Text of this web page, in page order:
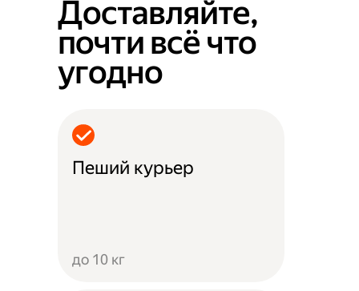
Доставляйте,
почти всё что
угодно
Пеший курьер
до 10 кг